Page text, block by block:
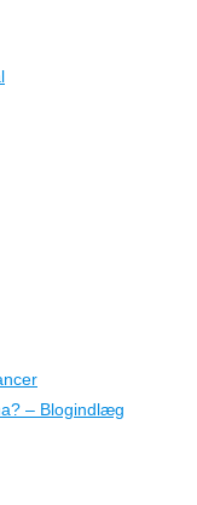
– Blogindlæg